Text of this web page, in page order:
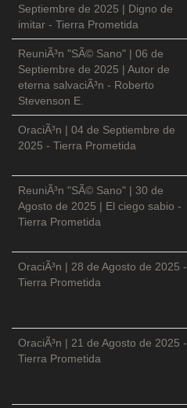
Septiembre de 2025 | Digno de
imitar - Tierra Prometida
ReuniÃ³n "SÃ© Sano" | 06 de
Septiembre de 2025 | Autor de
eterna salvaciÃ³n - Roberto
Stevenson E.
OraciÃ³n | 04 de Septiembre de
2025 - Tierra Prometida
ReuniÃ³n "SÃ© Sano" | 30 de
Agosto de 2025 | El ciego sabio -
Tierra Prometida
OraciÃ³n | 28 de Agosto de 2025 -
Tierra Prometida
OraciÃ³n | 21 de Agosto de 2025 -
Tierra Prometida